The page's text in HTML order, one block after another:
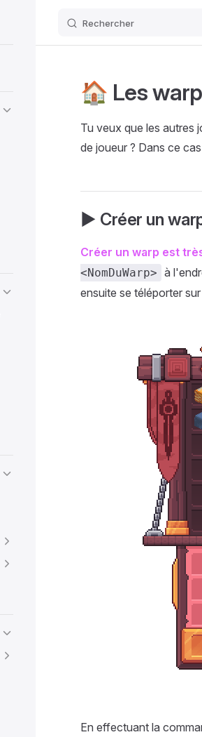
Rechercher
🏠 Les
Tu veux que les autres
de joueur ? Dans ce
▶️ Créer un
Créer un warp est
<NomDuWarp> à
ensuite se téléporter
En effectuant la